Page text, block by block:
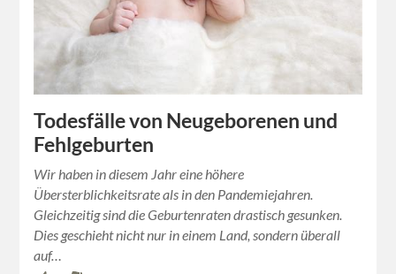
Todesfälle von Neugeborenen und
Fehlgeburten
Wir haben in diesem Jahr eine höhere
Übersterblichkeitsrate als in den Pandemiejahren.
Gleichzeitig sind die Geburtenraten drastisch gesunken.
Dies geschieht nicht nur in einem Land, sondern überall
auf…